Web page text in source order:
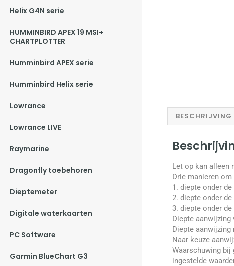
Helix G4N serie
HUMMINBIRD APEX 19 MSI+
CHARTPLOTTER
Humminbird APEX serie
Humminbird Helix serie
Lowrance
Lowrance LIVE
Raymarine
Dragonfly toebehoren
Dieptemeter
Digitale waterkaarten
PC Software
Garmin BlueChart G3
BESCHRIJVING
Let op kan alleen
Drie manieren
1. diepte onder de
2. diepte onder de
3. diepte onder
Diepte aanwijzing
Diepte
Naar keuze
Waarschuwing bij
ingestelde